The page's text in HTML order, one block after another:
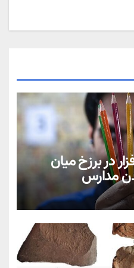
در برزخ میان
مدارس